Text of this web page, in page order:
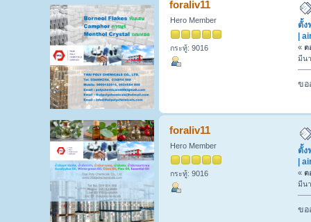
foraliv11
Hero Member
กระทู้: 9016
ตั้ง
|
« ต
มีน
ขอ
foraliv11
Hero Member
กระทู้: 9016
ตั้ง
|
« ต
มีน
ขอ